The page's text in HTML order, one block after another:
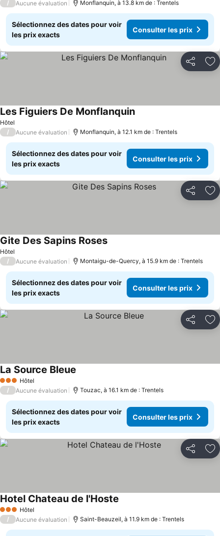
/ Aucune évaluation Monflanquin, à 13.8 km de : Trentels
Sélectionnez des dates pour voir
les prix exacts
Consulter les prix
Partager
Hôtel
Les Figuiers De Monflanquin
/ Aucune évaluation Monflanquin, à 12.1 km de : Trentels
Sélectionnez des dates pour voir
les prix exacts
Consulter les prix
Partager
Hôtel
Gite Des Sapins Roses
/ Aucune évaluation Montaigu-de-Quercy, à 15.9 km de : Trentels
Sélectionnez des dates pour voir
les prix exacts
Consulter les prix
Partager
3 ÉtoilesHôtel
La Source Bleue
/ Aucune évaluation Touzac, à 16.1 km de : Trentels
Sélectionnez des dates pour voir
les prix exacts
Consulter les prix
Partager
3 ÉtoilesHôtel
Hotel Chateau de l'Hoste
/ Aucune évaluation Saint-Beauzeil, à 11.9 km de : Trentels